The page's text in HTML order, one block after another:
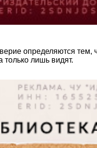
определяются тем,
только лишь видят.